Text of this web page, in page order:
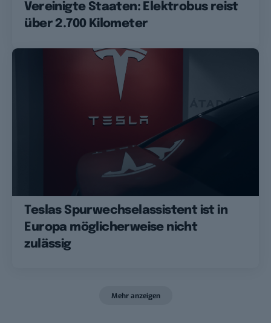
Vereinigte Staaten: Elektrobus reist
über 2.700 Kilometer
Teslas Spurwechselassistent ist in
Europa möglicherweise nicht
zulässig
Mehr anzeigen